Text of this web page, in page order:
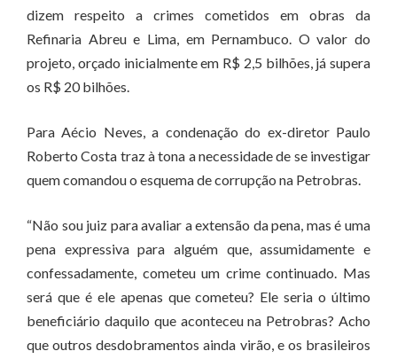
dizem respeito a crimes cometidos em obras da
Refinaria Abreu e Lima, em Pernambuco. O valor do
projeto, orçado inicialmente em R$ 2,5 bilhões, já supera
os R$ 20 bilhões.
Para Aécio Neves, a condenação do ex-diretor Paulo
Roberto Costa traz à tona a necessidade de se investigar
quem comandou o esquema de corrupção na Petrobras.
“Não sou juiz para avaliar a extensão da pena, mas é uma
pena expressiva para alguém que, assumidamente e
confessadamente, cometeu um crime continuado. Mas
será que é ele apenas que cometeu? Ele seria o último
beneficiário daquilo que aconteceu na Petrobras? Acho
que outros desdobramentos ainda virão, e os brasileiros